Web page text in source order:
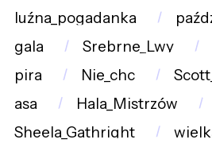
luźna_pogadanka
gala
Srebrne_Lwy
pira
Nie_chc
asa
Hala_Mistrzów
Sheela_Gathright